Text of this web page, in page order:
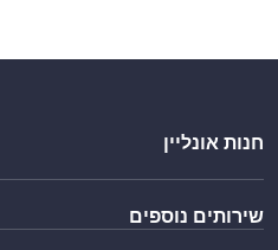
חנות אונליין
שולחנות ומשטחי עבודה
שירותים נוספים